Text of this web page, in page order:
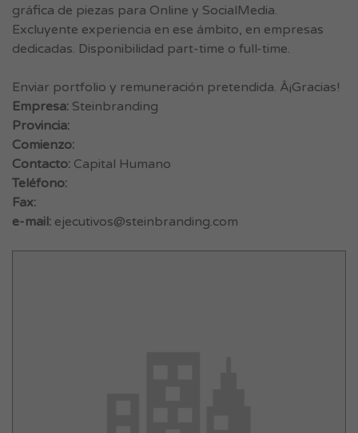
gráfica de piezas para Online y SocialMedia.
Excluyente experiencia en ese ámbito, en empresas
dedicadas. Disponibilidad part-time o full-time.
Enviar portfolio y remuneración pretendida. Â¡Gracias!
Empresa: Steinbranding
Provincia:
Comienzo:
Contacto: Capital Humano
Teléfono:
Fax:
e-mail: ejecutivos@steinbranding.com